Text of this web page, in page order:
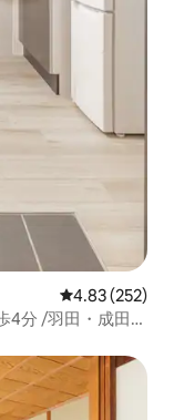
レビュー252
4.83 (252)
4分 /羽田・成田か